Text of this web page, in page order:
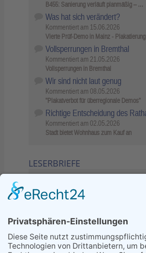
B455: Sanierung verläuft planmäßig – …
Was hat sich verändert?
Kommentiert am 15.06.2026
Vierte Prüf-Demo in Mainz -
Vollsperrungen in Bremthal
Kommentiert am 21.05.2026
Vollsperrungen in Bremthal
Wir sind nicht laut genug
Kommentiert am 08.05.2026
"Plakatverbot für überregionale Demos"
Richtige Entscheidung des
Kommentiert am 02.05.2026
Stadt bietet Wohnhaus zum Kauf an
LESERBRIEFE
Sperrung B455:
Grenzverkehr statt
21.04.2026
Wenn Bahn-
miteinander
11.03.2026